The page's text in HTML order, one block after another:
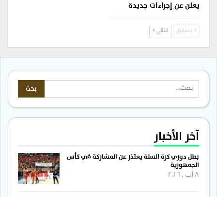
يعلن عن إجراءات جديدة
السابق التالي
آخر الأخبار
بطل دوري كرة السلة يعتذر عن المشاركة في كأس
الجمهورية